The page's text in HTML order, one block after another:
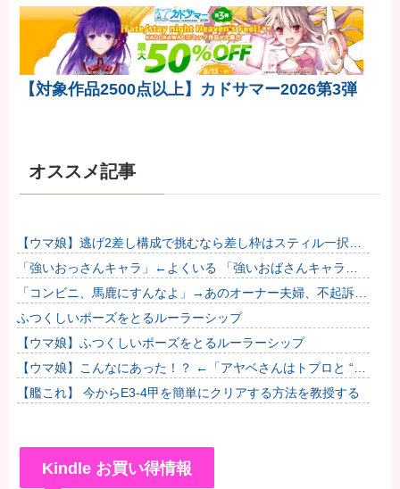
【対象作品2500点以上】カドサマー2026第3弾
オススメ記事
【ウマ娘】逃げ2差し構成で挑むなら差し枠はスティル一択な
のだ。他
「強いおっさんキャラ」←よくいる 「強いおばさんキャラ」
← 全然いない他
「コンビニ、馬鹿にすんなよ」→あのオーナー夫婦、不起訴ｗ
ｗｗｗｗｗｗｗｗ
ふつくしいポーズをとるルーラーシップ
【ウマ娘】ふつくしいポーズをとるルーラーシップ
【ウマ娘】こんなにあった！？ ←「アヤベさんはトプロと “1”
差だぞ」
【艦これ】 今からE3-4甲を簡単にクリアする方法を教授する
Kindle お買い得情報